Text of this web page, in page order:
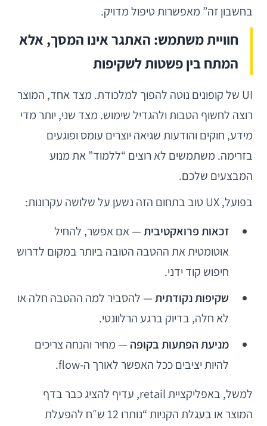
בחשבון זה” מאפשרות טיפול מדויק.
חוויית משתמש: האתגר אינו המסך, אלא
המתח בין פשטות לשקיפות
UI של קופונים נוטה להפוך למלכודת. מצד אחד, המוצר
רוצה לחשוף הטבות ולהגדיל שימוש. מצד שני, יותר מדי
מידע, חוקים והודעות שגיאה יוצרים עומס ופוגעים
בזרימה. משתמשים לא רוצים “ללמוד” את מנוע
המבצעים שלכם.
בפועל, UX טוב בתחום הזה נשען על שלושה עקרונות:
זכאות פרואקטיבית— אם אפשר, להחיל
אוטומטית את ההטבה הטובה ביותר במקום לדרוש
חיפוש קוד ידני.
שקיפות נקודתית— להסביר למה ההטבה חלה או
לא חלה, בדיוק ברגע הרלוונטי.
מניעת הפתעות בקופה — מחיר והנחה צריכים
להיות יציבים ככל האפשר לאורך ה-flow.
למשל, באפליקציית retail, עדיף להציג כבר בדף
המוצר או בעגלת הקניות “נותרו 12 ש״ח להפעלת